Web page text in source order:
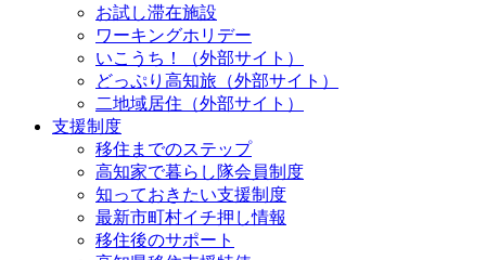
お試し滞在施設
ワーキングホリデー
いこうち！（外部サイト）
どっぷり高知旅（外部サイト）
二地域居住（外部サイト）
支援制度
移住までのステップ
高知家で暮らし隊会員制度
知っておきたい支援制度
最新市町村イチ押し情報
移住後のサポート